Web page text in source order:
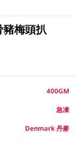
梅頭扒
400GM
急凍
Denmark 丹麥